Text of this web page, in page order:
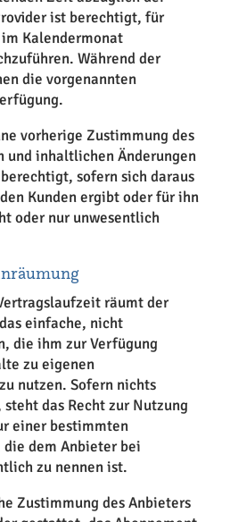
ist berechtigt, für
Kalendermonat
Während der
die vorgenannten
vorherige Zustimmung des
und inhaltlichen Änderungen
sofern sich daraus
Kunden ergibt oder für ihn
oder nur unwesentlich
räumt der
einfache, nicht
die ihm zur Verfügung
zu eigenen
nutzen. Sofern nichts
das Recht zur Nutzung
einer bestimmten
dem Anbieter bei
zu nennen ist.
Zustimmung des Anbieters